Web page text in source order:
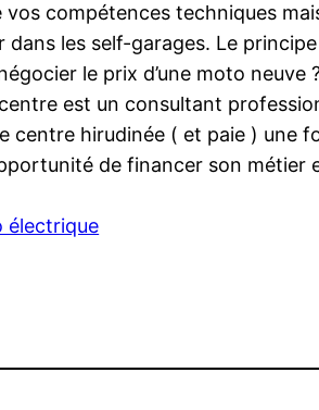
compétences techniques
dans les self-garages. Le
le prix d’une moto
est un consultant
hirudinée ( et paie ) une
de financer son
électrique